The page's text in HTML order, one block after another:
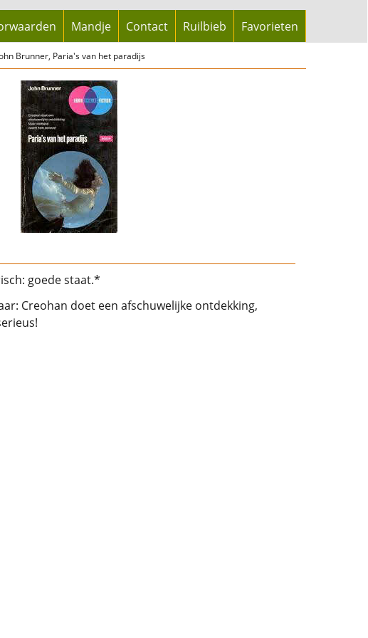
Mandje Contact Ruilbieb Favorieten
Brunner, Paria's van het paradijs
goede staat.*
Creohan doet een afschuwelijke ontdekking,